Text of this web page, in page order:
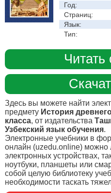
Год:
Страниц:
Язык:
Тип:
Читать
Здесь вы можете найти
предмету История
класса, от издательства
Узбекский язык обучения.
Электронные учебники в
онлайн (uzedu.online) можно
электронных устройствах,
ноутбуки, планшеты или
собой целую библиотеку
необходимости таскать